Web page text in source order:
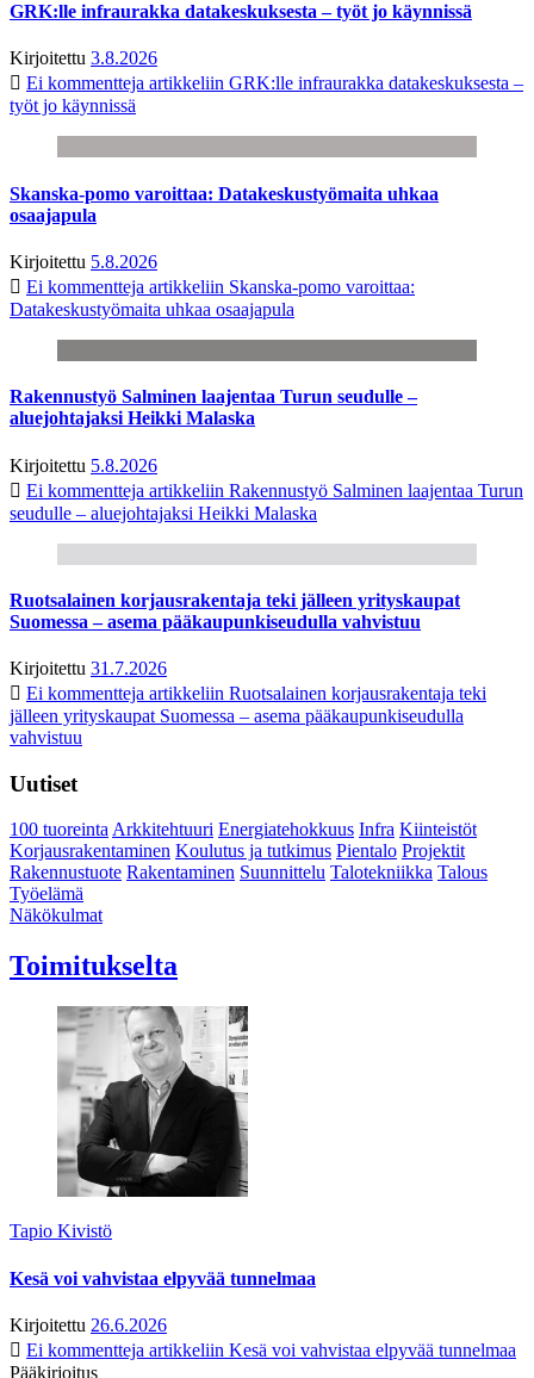
GRK:lle infraurakka datakeskuksesta – työt jo käynnissä
Kirjoitettu 3.8.2026
Ei kommentteja artikkeliin GRK:lle infraurakka datakeskuksesta –
työt jo käynnissä
Skanska-pomo varoittaa: Datakeskustyömaita uhkaa
osaajapula
Kirjoitettu 5.8.2026
Ei kommentteja artikkeliin Skanska-pomo varoittaa:
Datakeskustyömaita uhkaa osaajapula
Rakennustyö Salminen laajentaa Turun seudulle –
aluejohtajaksi Heikki Malaska
Kirjoitettu 5.8.2026
Ei kommentteja artikkeliin Rakennustyö Salminen laajentaa Turun
seudulle – aluejohtajaksi Heikki Malaska
Ruotsalainen korjausrakentaja teki jälleen yrityskaupat
Suomessa – asema pääkaupunkiseudulla vahvistuu
Kirjoitettu 31.7.2026
Ei kommentteja artikkeliin Ruotsalainen korjausrakentaja teki
jälleen yrityskaupat Suomessa – asema pääkaupunkiseudulla
vahvistuu
Uutiset
100 tuoreintaArkkitehtuuri Energiatehokkuus Infra Kiinteistöt
Korjausrakentaminen Koulutus ja tutkimus Pientalo Projektit
Rakennustuote Rakentaminen Suunnittelu Talotekniikka Talous
Työelämä
Näkökulmat
Toimitukselta
Tapio Kivistö
Kesä voi vahvistaa elpyvää tunnelmaa
Kirjoitettu 26.6.2026
Ei kommentteja artikkeliin Kesä voi vahvistaa elpyvää tunnelmaa
Pääkirjoitus